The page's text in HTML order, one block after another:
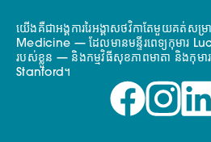
យើងគឺជាអង្គការរៃអង្គាសថវិកាតែមួយគត់ស
Medicine — ដែលមានមន្ទីរពេទ្យកុមារ
របស់ខ្លួន — និងកម្មវិធីសុខភាពមាតា និងកុមារ
Stanford។